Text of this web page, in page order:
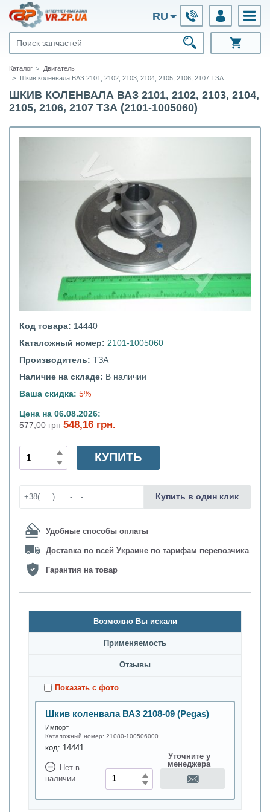
RU
Каталог
Двигатель
Шкив коленвала ВАЗ 2101, 2102, 2103, 2104, 2105, 2106, 2107 ТЗА
ШКИВ КОЛЕНВАЛА ВАЗ 2101, 2102, 2103, 2104,
2105, 2106, 2107 ТЗА (2101-1005060)
Код товара: 14440
Каталожный номер: 2101-1005060
Производитель: ТЗА
Наличие на складе: В наличии
Ваша скидка: 5%
Цена на 06.08.2026:
577,00 грн548,16 грн.
Удобные способы оплаты
Доставка по всей Украине по тарифам перевозчика
Гарантия на товар
КУПИТЬ
Купить в один клик
Возможно Вы искали
Применяемость
Oтзывы
Показать с фото
Шкив коленвала ВАЗ 2108-09 (Pegas)
Импорт
Каталожный номер: 21080-100506000
код: 14441
Нет в
наличии
Уточните у
менеджера